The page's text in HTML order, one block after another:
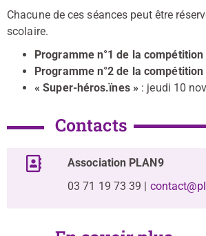
Chacune de ces séances peut être
scolaire.
Programme n°1 de la compétition
Programme n°2 de la compétition
« Super-héros.ïnes » : jeudi 10
Contacts
Association PLAN9
03 71 19 73 39 |